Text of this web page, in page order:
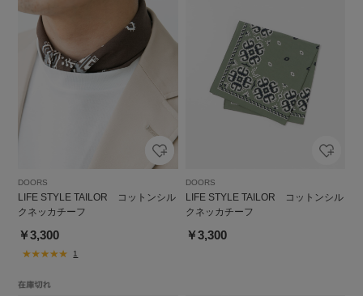
DOORS
LIFE STYLE TAILOR コットンシル
クネッカチーフ
￥3,300
1
DOORS
LIFE STYLE TAILOR コットンシル
クネッカチーフ
￥3,300